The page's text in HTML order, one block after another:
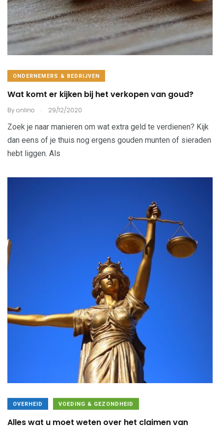
ONDERNEMERS & BEDRIJVEN
Wat komt er kijken bij het verkopen van goud?
Byonlino . 29/12/2020
Zoek je naar manieren om wat extra geld te verdienen? Kijk
dan eens of je thuis nog ergens gouden munten of sieraden
hebt liggen. Als
OVERHEID VOEDING & GEZONDHEID
Alles wat u moet weten over het claimen van